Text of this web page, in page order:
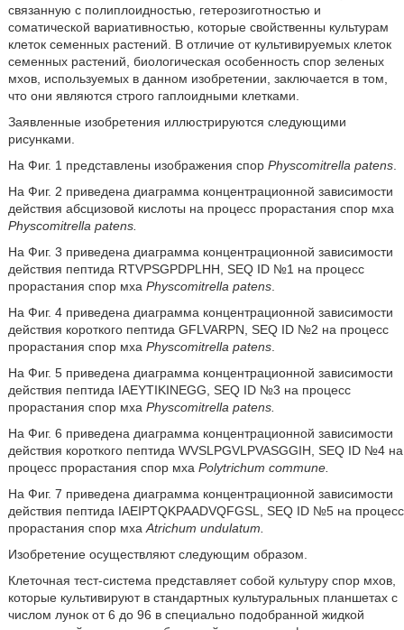
связанную с полиплоидностью, гетерозиготностью и
соматической вариативностью, которые свойственны культурам
клеток семенных растений. В отличие от культивируемых клеток
семенных растений, биологическая особенность спор зеленых
мхов, используемых в данном изобретении, заключается в том,
что они являются строго гаплоидными клетками.
Заявленные изобретения иллюстрируются следующими
рисунками.
На Фиг. 1 представлены изображения спор Physcomitrella patens.
На Фиг. 2 приведена диаграмма концентрационной зависимости
действия абсцизовой кислоты на процесс прорастания спор мха
Physcomitrella patens.
На Фиг. 3 приведена диаграмма концентрационной зависимости
действия пептида RTVPSGPDPLHH, SEQ ID №1 на процесс
прорастания спор мха Physcomitrella patens.
На Фиг. 4 приведена диаграмма концентрационной зависимости
действия короткого пептида GFLVARPN, SEQ ID №2 на процесс
прорастания спор мха Physcomitrella patens.
На Фиг. 5 приведена диаграмма концентрационной зависимости
действия пептида IAEYTIKINEGG, SEQ ID №3 на процесс
прорастания спор мха Physcomitrella patens.
На Фиг. 6 приведена диаграмма концентрационной зависимости
действия короткого пептида WVSLPGVLPVASGGIH, SEQ ID №4 на
процесс прорастания спор мха Polytrichum commune.
На Фиг. 7 приведена диаграмма концентрационной зависимости
действия пептида IAEIPTQKPAADVQFGSL, SEQ ID №5 на процесс
прорастания спор мха Atrichum undulatum.
Изобретение осуществляют следующим образом.
Клеточная тест-система представляет собой культуру спор мхов,
которые культивируют в стандартных культуральных планшетах с
числом лунок от 6 до 96 в специально подобранной жидкой